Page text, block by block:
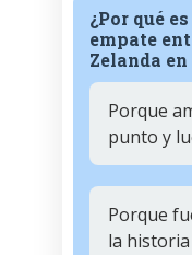
¿Por qué
empate
Zelanda
Porque
punto y
Porque
la historia